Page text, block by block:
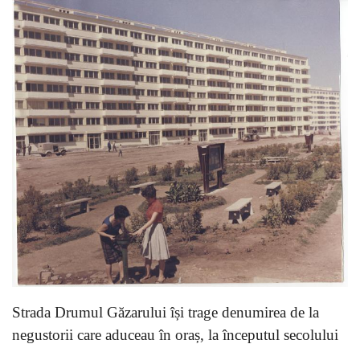
Strada Drumul Găzarului își trage denumirea de la
negustorii care aduceau în oraș, la începutul secolului